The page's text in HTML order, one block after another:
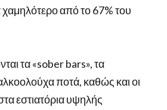
από το 67% του
τα «sober bars», τα
ποτά, καθώς και οι
εστιατόρια υψηλής